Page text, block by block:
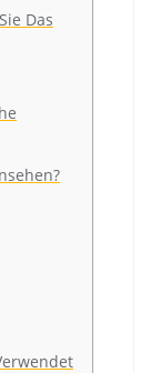
Das